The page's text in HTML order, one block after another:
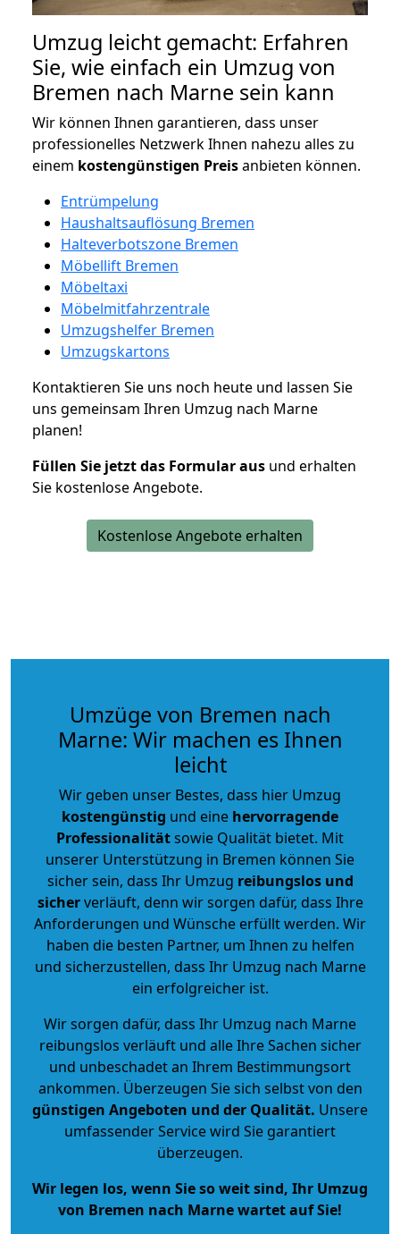
Umzug leicht gemacht: Erfahren
Sie, wie einfach ein Umzug von
Bremen nach Marne sein kann
Wir können Ihnen garantieren, dass unser
professionelles Netzwerk Ihnen nahezu alles zu
einem kostengünstigen Preisanbieten können.
Entrümpelung
Haushaltsauflösung Bremen
Halteverbotszone Bremen
Möbellift Bremen
Möbeltaxi
Möbelmitfahrzentrale
Umzugshelfer Bremen
Umzugskartons
Kontaktieren Sie uns noch heute und lassen Sie
uns gemeinsam Ihren Umzug nach Marne
planen!
Füllen Sie jetzt das Formular aus und erhalten
Sie kostenlose Angebote.
Kostenlose Angebote erhalten
Umzüge von Bremen nach
Marne: Wir machen es Ihnen
leicht
Wir geben unser Bestes, dass hier Umzug
kostengünstig und eine hervorragende
Professionalitätsowie Qualität bietet. Mit
unserer Unterstützung in Bremen können Sie
sicher sein, dass Ihr Umzug reibungslos und
sicherverläuft, denn wir sorgen dafür, dass Ihre
Anforderungen und Wünsche erfüllt werden. Wir
haben die besten Partner, um Ihnen zu helfen
und sicherzustellen, dass Ihr Umzug nach Marne
ein erfolgreicher ist.
Wir sorgen dafür, dass Ihr Umzug nach Marne
reibungslos verläuft und alle Ihre Sachen sicher
und unbeschadet an Ihrem Bestimmungsort
ankommen. Überzeugen Sie sich selbst von den
günstigen Angeboten und der Qualität. Unsere
umfassender Service wird Sie garantiert
überzeugen.
Wir legen los, wenn Sie so weit sind, Ihr Umzug
von Bremen nach Marne wartet auf Sie!